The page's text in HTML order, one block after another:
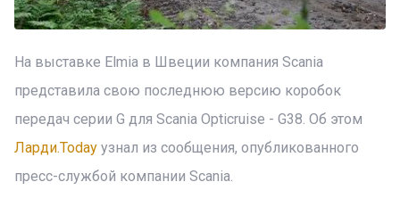
На выставке Elmia в Швеции компания Scania
представила свою последнюю версию коробок
передач серии G для Scania Opticruise - G38. Об этом
Ларди.Today узнал из сообщения, опубликованного
пресс-службой компании Scania.